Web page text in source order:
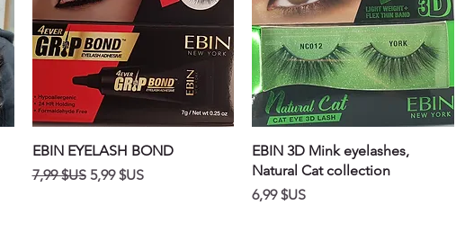
Aperçu rapide
EBIN EYELASH BOND
Prix original
7,99 $US Prix promotionnel
5,99 $US
Aperçu rapide
EBIN 3D Mink eyelashes,
Natural Cat collection
Prix
6,99 $US